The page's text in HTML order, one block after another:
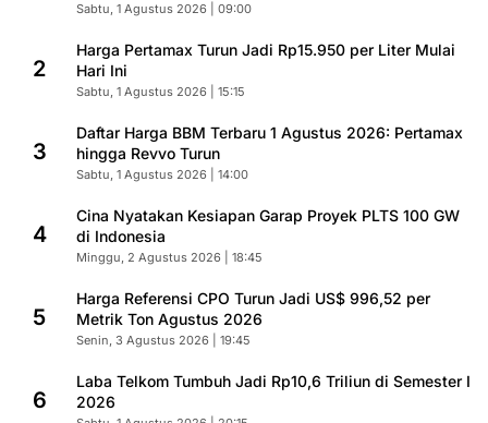
Sabtu, 1 Agustus 2026 | 09:00
2
Harga Pertamax Turun Jadi Rp15.950 per Liter Mulai
Hari Ini
Sabtu, 1 Agustus 2026 | 15:15
3
Daftar Harga BBM Terbaru 1 Agustus 2026: Pertamax
hingga Revvo Turun
Sabtu, 1 Agustus 2026 | 14:00
4
Cina Nyatakan Kesiapan Garap Proyek PLTS 100 GW
di Indonesia
Minggu, 2 Agustus 2026 | 18:45
5
Harga Referensi CPO Turun Jadi US$ 996,52 per
Metrik Ton Agustus 2026
Senin, 3 Agustus 2026 | 19:45
6
Laba Telkom Tumbuh Jadi Rp10,6 Triliun di Semester I
2026